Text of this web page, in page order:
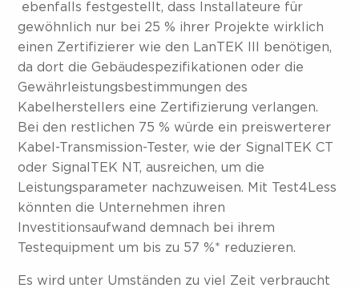
ebenfalls festgestellt, dass Installateure für
gewöhnlich nur bei 25 % ihrer Projekte wirklich
einen Zertifizierer wie den LanTEK III benötigen,
da dort die Gebäudespezifikationen oder die
Gewährleistungsbestimmungen des
Kabelherstellers eine Zertifizierung verlangen.
Bei den restlichen 75 % würde ein preiswerterer
Kabel-Transmission-Tester, wie der SignalTEK CT
oder SignalTEK NT, ausreichen, um die
Leistungsparameter nachzuweisen. Mit Test4Less
könnten die Unternehmen ihren
Investitionsaufwand demnach bei ihrem
Testequipment um bis zu 57 %* reduzieren.
Es wird unter Umständen zu viel Zeit verbraucht